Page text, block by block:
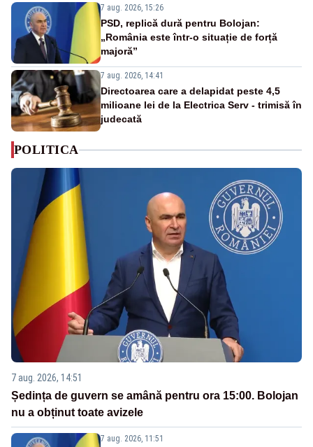
7 aug. 2026, 15:26
PSD, replică dură pentru Bolojan:
„România este într-o situație de forță
majoră”
7 aug. 2026, 14:41
Directoarea care a delapidat peste 4,5
milioane lei de la Electrica Serv - trimisă în
judecată
POLITICA
7 aug. 2026, 14:51
Ședința de guvern se amână pentru ora 15:00. Bolojan
nu a obținut toate avizele
7 aug. 2026, 11:51